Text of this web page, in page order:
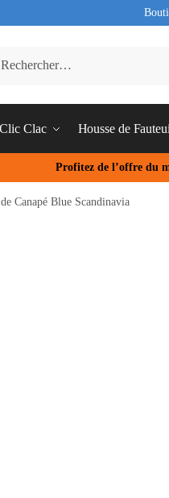
Clac Housse de
Profitez de l’offre du
Canapé Blue Scandinavia